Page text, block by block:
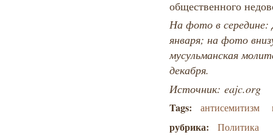
общественного
На фото в середине:
января; на фото
мусульманская
декабря.
Источник: eajc.org
Tags: антисемитизм
рубрика: Политика